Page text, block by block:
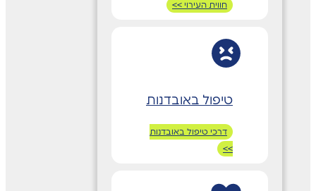
חווית העירוי >>
טיפול באובדנות
דרכי טיפול באובדנות
>>